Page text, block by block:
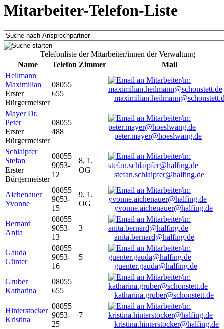
Mitarbeiter-Telefon-Liste
Telefonliste der Mitarbeiter/innen der Verwaltung
Name
Telefon Zimmer
Mail
Heilmann
Maximilian
Erster
Bürgermeister
08055
655
Mayer Dr.
Peter
Erster
Bürgermeister
08055
488
peter.mayer@hoeslwang.de
Schlaipfer
Stefan
Erster
Bürgermeister
08055
9053-
12
8, 1.
OG
stefan.schlaipfer@halfing.de
Aichenauer
Yvonne
08055
9053-
15
9, 1.
OG
yvonne.aichenauer@halfing.de
Bernard
Anita
08055
9053-
13
3
anita.bernard@halfing.de
Gauda
Günter
08055
9053-
16
5
guenter.gauda@halfing.de
Gruber
Katharina
08055
655
katharina.gruber@schonstett.de
Hinterstocker
Kristina
08055
9053-
25
7
kristina.hinterstocker@halfing.de